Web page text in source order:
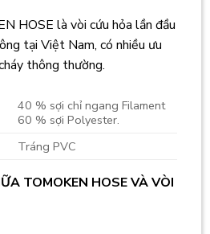
HOSE là vòi cứu hỏa lần đầu
tại Việt Nam, có nhiều ưu
thông thường.
40 % sợi chỉ ngang Filament
60 % sợi Polyester.
Tráng PVC
TOMOKEN HOSE VÀ VÒI